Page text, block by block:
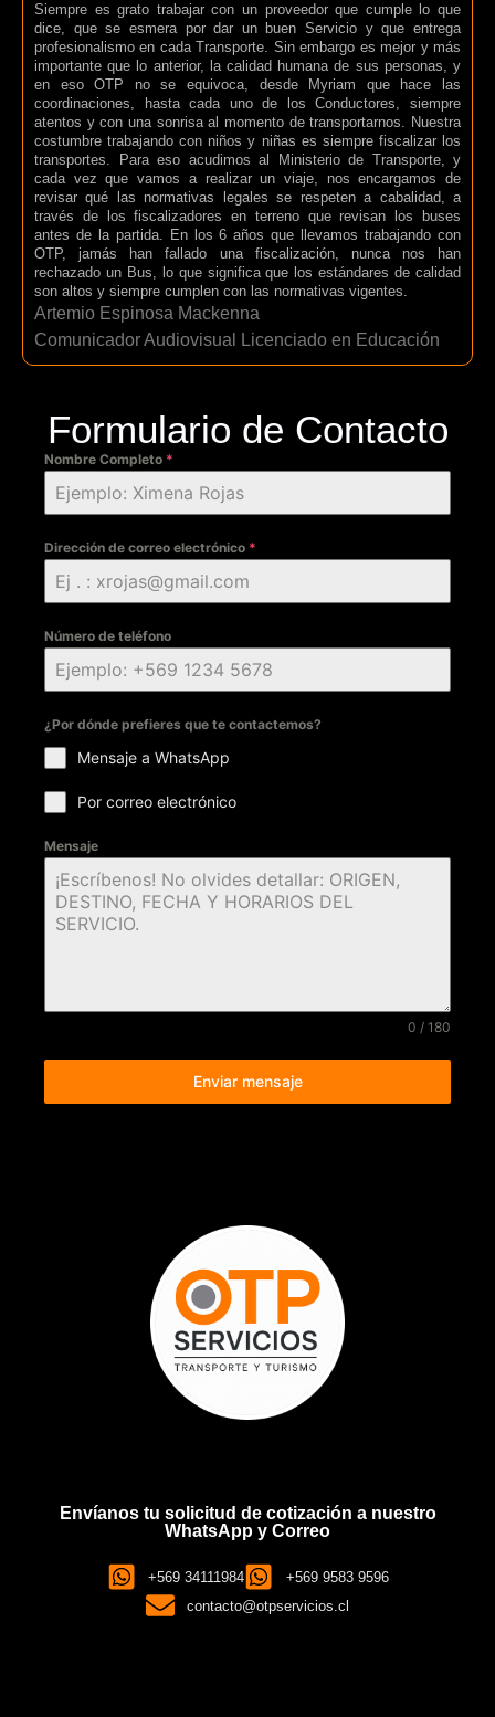
Siempre es grato trabajar con un proveedor que cumple lo que
dice, que se esmera por dar un buen Servicio y que entrega
profesionalismo en cada Transporte. Sin embargo es mejor y más
importante que lo anterior, la calidad humana de sus personas, y
en eso OTP no se equivoca, desde Myriam que hace las
coordinaciones, hasta cada uno de los Conductores, siempre
atentos y con una sonrisa al momento de transportarnos. Nuestra
costumbre trabajando con niños y niñas es siempre fiscalizar los
transportes. Para eso acudimos al Ministerio de Transporte, y
cada vez que vamos a realizar un viaje, nos encargamos de
revisar qué las normativas legales se respeten a cabalidad, a
través de los fiscalizadores en terreno que revisan los buses
antes de la partida. En los 6 años que llevamos trabajando con
OTP, jamás han fallado una fiscalización, nunca nos han
rechazado un Bus, lo que significa que los estándares de calidad
son altos y siempre cumplen con las normativas vigentes.
Artemio Espinosa Mackenna
Comunicador Audiovisual Licenciado en Educación
Formulario de Contacto
Nombre Completo *
Dirección de correo electrónico *
Número de teléfono
¿Por dónde prefieres que te contactemos?
Mensaje a WhatsApp
Por correo electrónico
Mensaje
0 / 180
Enviar mensaje
Envíanos tu solicitud de cotización a nuestro
WhatsApp y Correo
+569 34111984
+569 9583 9596
contacto@otpservicios.cl